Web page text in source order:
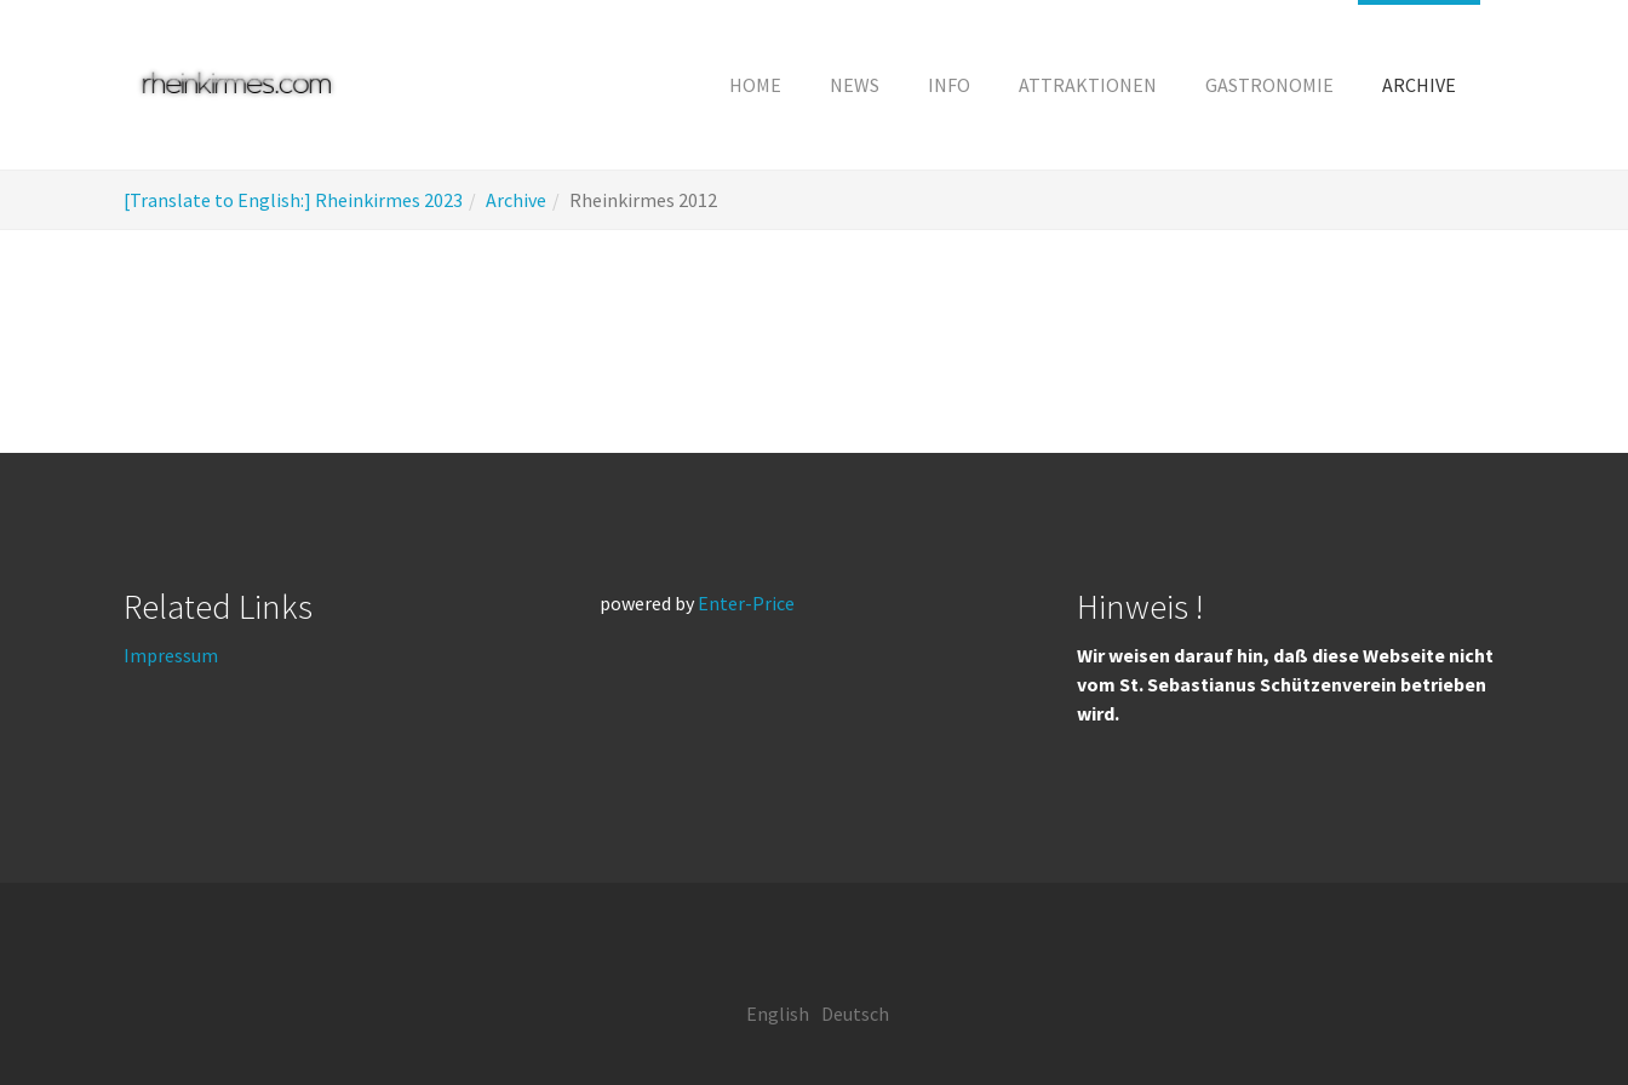
HOME NEWS INFO ATTRAKTIONEN GASTRONOMIE ARCHIVE
are
[Translate to English:] Rheinkirmes 2023 Archive Rheinkirmes 2012
Related Links
Impressum
powered by Enter-Price Hinweis !
Wir weisen darauf hin, daß diese Webseite nicht
vom St. Sebastianus Schützenverein betrieben
wird.
English Deutsch